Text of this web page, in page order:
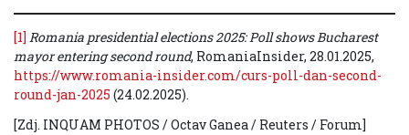
[1] Romania presidential elections 2025: Poll shows Bucharest
mayor entering second round, RomaniaInsider, 28.01.2025,
https://www.romania-insider.com/curs-poll-dan-second-
round-jan-2025 (24.02.2025).
[Zdj. INQUAM PHOTOS / Octav Ganea / Reuters / Forum]